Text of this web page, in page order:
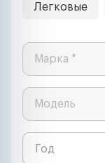
Легковые
Марка *
Модель